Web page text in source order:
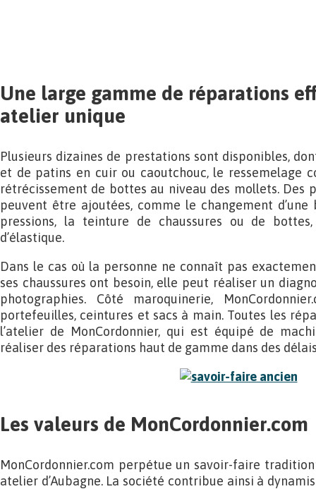
Une large gamme de réparations
atelier unique
Plusieurs dizaines de prestations sont disponibles,
et de patins en cuir ou caoutchouc, le ressemelage
rétrécissement de bottes au niveau des mollets. Des
peuvent être ajoutées, comme le changement
pressions, la teinture de chaussures ou de
d’élastique.
Dans le cas où la personne ne connaît pas
ses chaussures ont besoin, elle peut réaliser un
photographies. Côté maroquinerie,
portefeuilles, ceintures et sacs à main. Toutes les
l’atelier de MonCordonnier, qui est équipé de
réaliser des réparations haut de gamme dans des
Les valeurs de MonCordonnier.com
MonCordonnier.com perpétue un savoir-faire
atelier d’Aubagne. La société contribue ainsi à